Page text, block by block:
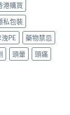
港購買
私包裝
PE
藥物禁忌
頭暈
頭痛